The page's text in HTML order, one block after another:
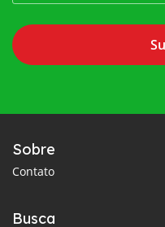
Sobre
Contato
Busca